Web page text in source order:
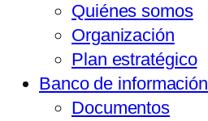
Quiénes somos
Organización
Plan estratégico
Banco de información
Documentos